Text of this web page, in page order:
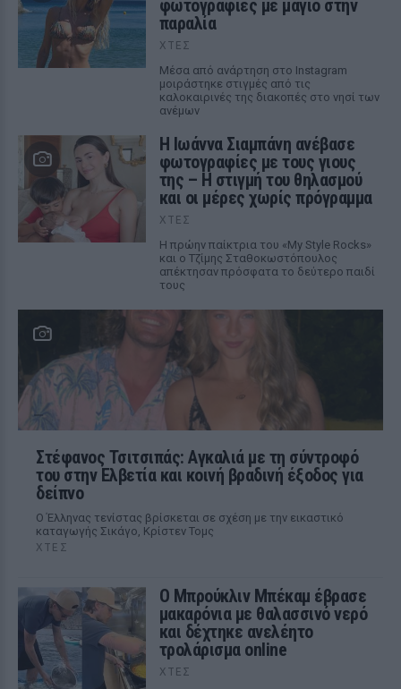
φωτογραφίες με μαγιό στην
παραλία
ΧΤΕΣ
Μέσα από ανάρτηση στο Instagram
μοιράστηκε στιγμές από τις
καλοκαιρινές της διακοπές στο νησί των
ανέμων
H Ιωάννα Σιαμπάνη ανέβασε
φωτογραφίες με τους γιους
της – Η στιγμή του θηλασμού
και οι μέρες χωρίς πρόγραμμα
ΧΤΕΣ
Η πρώην παίκτρια του «My Style Rocks»
και ο Τζίμης Σταθοκωστόπουλος
απέκτησαν πρόσφατα το δεύτερο παιδί
τους
Στέφανος Τσιτσιπάς: Αγκαλιά με τη σύντροφό
του στην Ελβετία και κοινή βραδινή έξοδος για
δείπνο
Ο Έλληνας τενίστας βρίσκεται σε σχέση με την εικαστικό
καταγωγής Σικάγο, Κρίστεν Τομς
ΧΤΕΣ
Ο Μπρούκλιν Μπέκαμ έβρασε
μακαρόνια με θαλασσινό νερό
και δέχτηκε ανελέητο
τρολάρισμα online
ΧΤΕΣ